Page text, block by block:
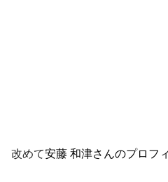
改めて安藤 和津さんのプロフ